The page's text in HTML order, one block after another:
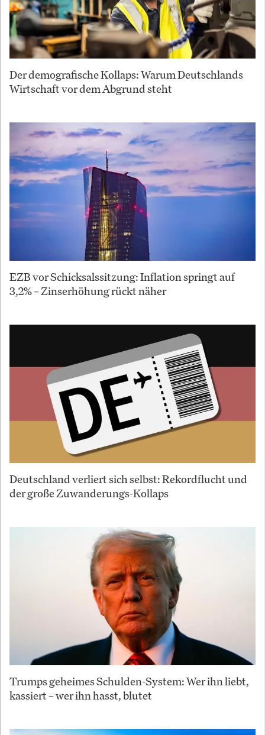
Der demografische Kollaps: Warum Deutschlands
Wirtschaft vor dem Abgrund steht
EZB vor Schicksalssitzung: Inflation springt auf
3,2% – Zinserhöhung rückt näher
Deutschland verliert sich selbst: Rekordflucht und
der große Zuwanderungs-Kollaps
Trumps geheimes Schulden-System: Wer ihn liebt,
kassiert – wer ihn hasst, blutet